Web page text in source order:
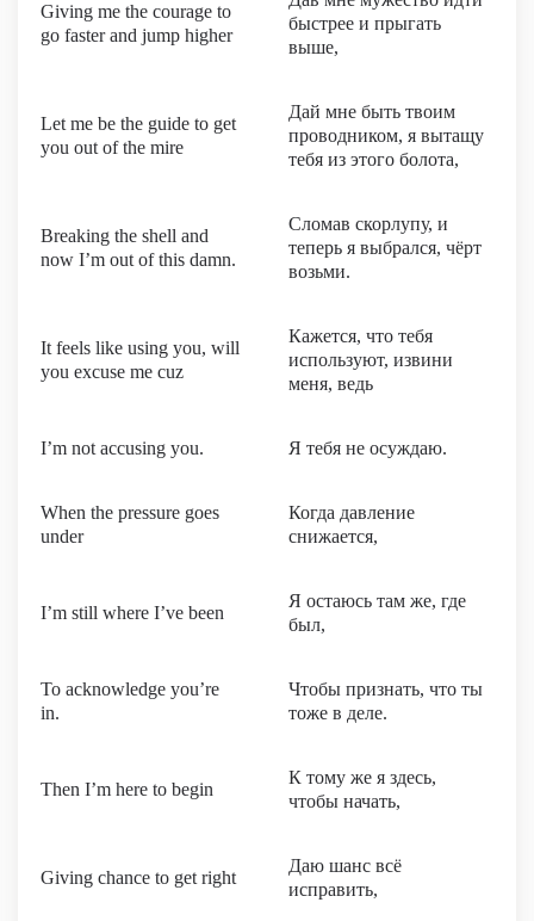
Giving me the courage to
go faster and jump higher
быстрее и прыгать
выше,
Let me be the guide to get
you out of the mire
Дай мне быть твоим
проводником, я вытащу
тебя из этого болота,
Breaking the shell and
now I’m out of this damn.
Сломав скорлупу, и
теперь я выбрался, чёрт
возьми.
It feels like using you, will
you excuse me cuz
Кажется, что тебя
используют, извини
меня, ведь
I’m not accusing you. Я тебя не осуждаю.
When the pressure goes
under
Когда давление
снижается,
I’m still where I’ve been
Я остаюсь там же, где
был,
To acknowledge you’re
in.
Чтобы признать, что ты
тоже в деле.
Then I’m here to begin
К тому же я здесь,
чтобы начать,
Giving chance to get right
Даю шанс всё
исправить,